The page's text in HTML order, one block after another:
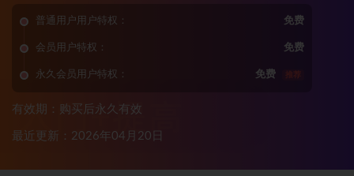
普通用户用户特权： 免费
会员用户特权： 免费
永久会员用户特权： 免费 推荐
有效期：购买后永久有效
最近更新：2026年04月20日